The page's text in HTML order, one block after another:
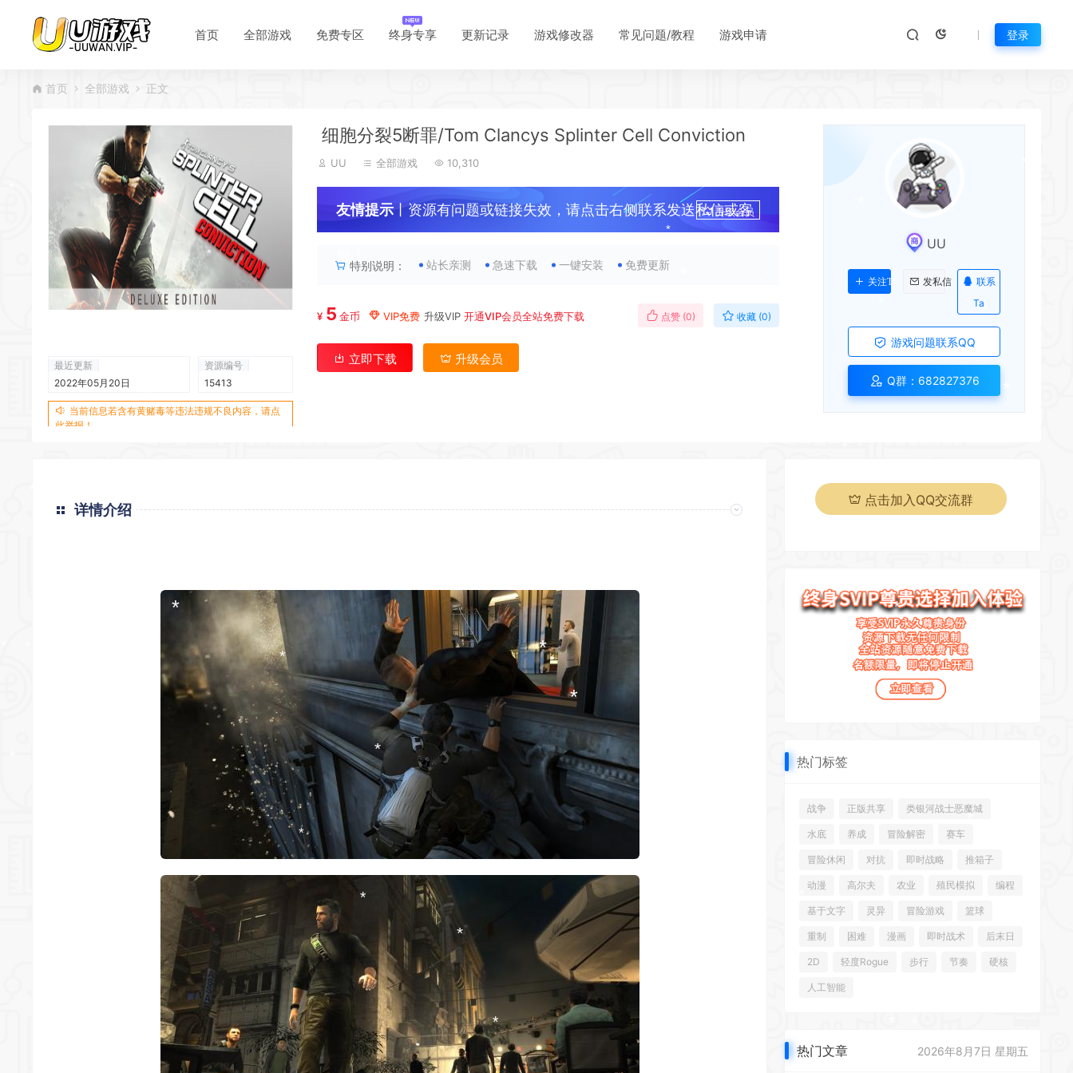
首页 全部游戏 免费专区 终身专享 更新记录 游戏修改器 常见问题/教程 游戏申请 登录
首页 全部游戏 正文
最近更新
2022年05月20日
资源编号
15413
当前信息若含有黄赌毒等违法违规不良内容，请点
此举报！
细胞分裂5断罪/Tom Clancys Splinter Cell Conviction
UU 全部游戏 10,310
友情提示丨资源有问题或链接失效，请点击右侧联系发送私信或客
升级会员
特别说明： 站长亲测 急速下载 一键安装 免费更新
¥ 5 金币 VIP免费 升级VIP 开通VIP会员全站免费下载 点赞 (0) 收藏 (0)
立即下载 升级会员
UU
关注Ta 发私信
联系
Ta
游戏问题联系QQ
Q群：682827376
详情介绍
点击加入QQ交流群
热门标签
战争 正版共享 类银河战士恶魔城
水底 养成 冒险解密 赛车
冒险休闲 对抗 即时战略 推箱子
动漫 高尔夫 农业 殖民模拟 编程
基于文字 灵异 冒险游戏 篮球
重制 困难 漫画 即时战术 后末日
2D 轻度Rogue 步行 节奏 硬核
人工智能
热门文章 2026年8月7日 星期五
*
*
*
*
*
*
*
*
*
*
*
*
*
*
*
*